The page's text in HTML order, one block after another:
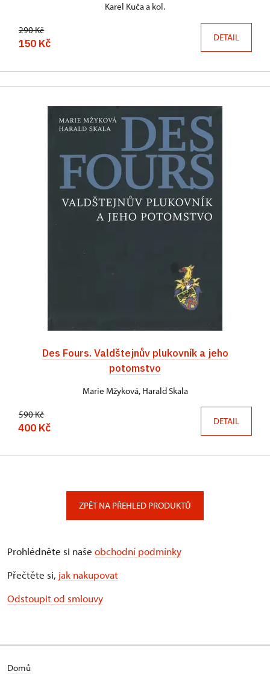
Karel Kuča a kol.
290 Kč
150 Kč DETAIL
Des Fours. Valdštejnův plukovník a jeho
potomstvo
Marie Mžyková, Harald Skala
590 Kč
400 Kč DETAIL
ZPĚT NA PŘEHLED PRODUKTŮ
Prohlédněte si naše obchodní podmínky
Přečtěte si, jak nakupovat
Odstoupit od smlouvy
Domů